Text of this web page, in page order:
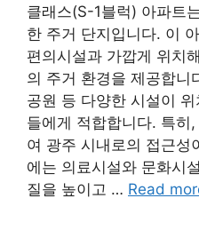
클래스(S-1블럭) 아파트
한 주거 단지입니다. 이
편의시설과 가깝게 위치
의 주거 환경을 제공합니
공원 등 다양한 시설이
들에게 적합합니다. 특히
여 광주 시내로의 접근성
에는 의료시설와 문화시
질을 높이고 … Read